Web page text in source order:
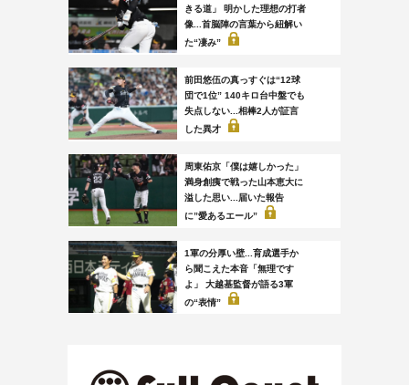
きる道」 明かした理想の打者
像...首脳陣の言葉から紐解い
た“凄み”
前田悠伍の真っすぐは“12球
団で1位” 140キロ台中盤でも
失点しない...相棒2人が証言
した異才
周東佑京「僕は嬉しかった」
満身創痍で戦った山本恵大に
溢した思い...届いた報告
に”愛あるエール”
1軍の分厚い壁...育成選手か
ら聞こえた本音「無理です
よ」 大越基監督が語る3軍
の“表情”